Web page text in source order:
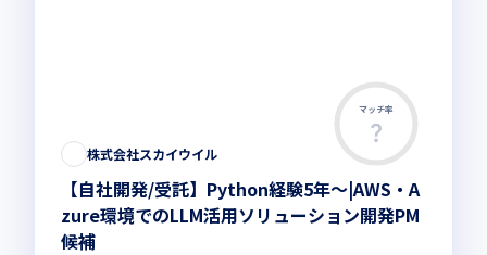
マッチ率
株式会社スカイウイル
【自社開発/受託】Python経験5年～|AWS・A
zure環境でのLLM活用ソリューション開発PM
候補